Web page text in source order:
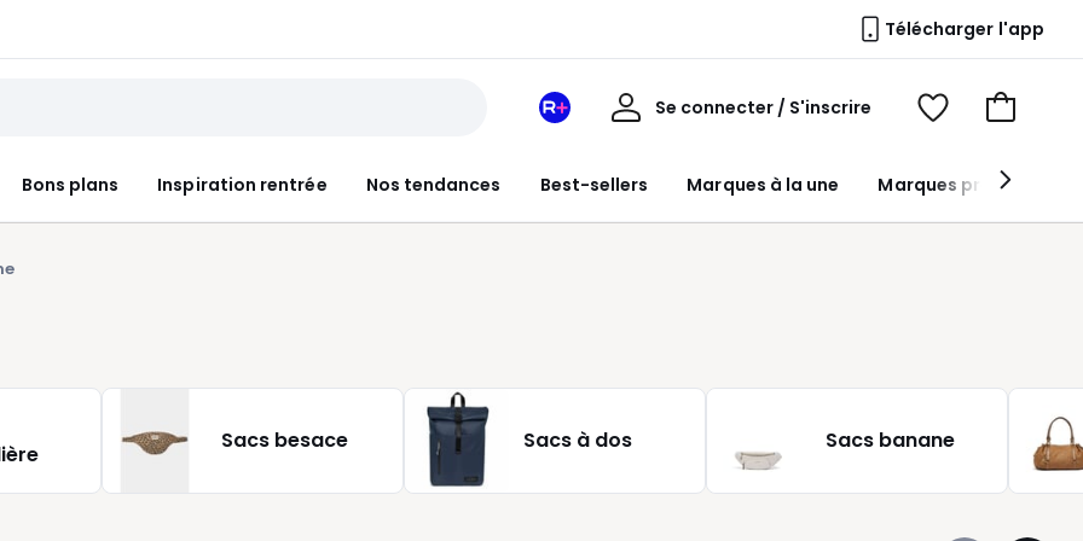
Télécharger l'app
Bons plans Inspiration rentrée Nos tendances Best-sellers Marques à la une Marques premium
Mon
Redoute
Se connecter / S'inscrire
Mon
Voir
Voir
panier
Sacs besace Sacs à dos Sacs banane